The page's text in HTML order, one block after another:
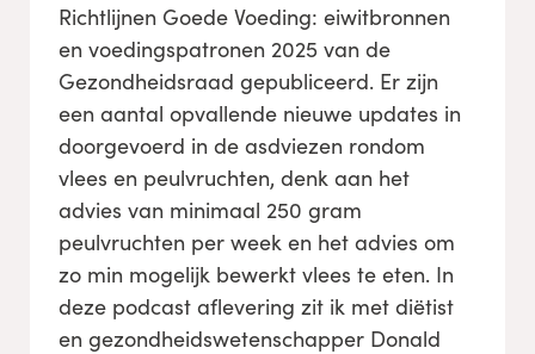
Richtlijnen Goede Voeding: eiwitbronnen
en voedingspatronen 2025 van de
Gezondheidsraad gepubliceerd. Er zijn
een aantal opvallende nieuwe updates in
doorgevoerd in de asdviezen rondom
vlees en peulvruchten, denk aan het
advies van minimaal 250 gram
peulvruchten per week en het advies om
zo min mogelijk bewerkt vlees te eten. In
deze podcast aflevering zit ik met diëtist
en gezondheidswetenschapper Donald